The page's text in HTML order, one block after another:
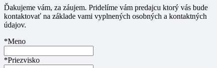
Ďakujeme vám, za záujem. Pridelíme vám predajcu ktorý vás bude
kontaktovať na základe vami vyplnených osobných a kontaktných
údajov.
*Meno
*Priezvisko